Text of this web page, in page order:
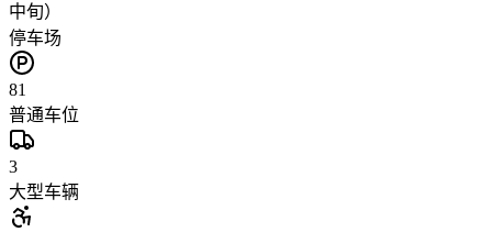
中旬）
停车场
81
普通车位
3
大型车辆